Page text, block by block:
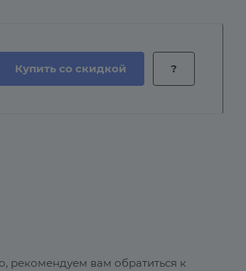
Купить со скидкой ?
рекомендуем вам обратиться к